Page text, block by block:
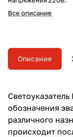
Все описание
Описание
обозначения
различного
происходит